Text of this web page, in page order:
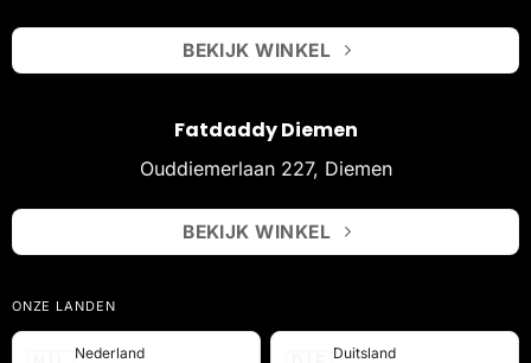
BEKIJK WINKEL
Fatdaddy Diemen
Ouddiemerlaan 227, Diemen
BEKIJK WINKEL
ONZE LANDEN
Nederland Duitsland